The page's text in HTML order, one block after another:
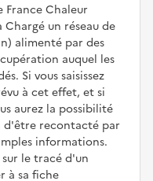
Chaleur
Chargé un réseau de
alimenté par des
auquel les
Si vous saisissez
à cet effet, et si
aurez la possibilité
d'être recontacté par
informations.
le tracé d'un
à sa fiche